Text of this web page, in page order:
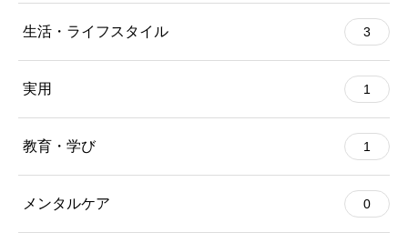
生活・ライフスタイル 3
実用 1
教育・学び 1
メンタルケア 0